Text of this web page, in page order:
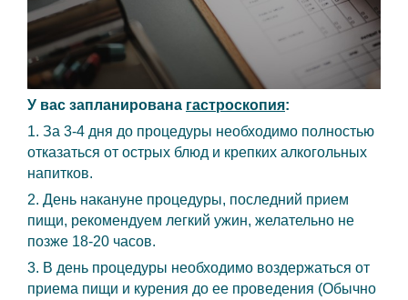
У вас запланирована гастроскопия:
1. За 3-4 дня до процедуры необходимо полностью
отказаться от острых блюд и крепких алкогольных
напитков.
2. День накануне процедуры, последний прием
пищи, рекомендуем легкий ужин, желательно не
позже 18-20 часов.
3. В день процедуры необходимо воздержаться от
приема пищи и курения до ее проведения (Обычно